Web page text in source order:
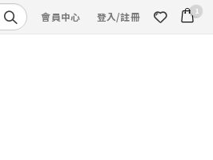
會員中心 登入/註冊 1